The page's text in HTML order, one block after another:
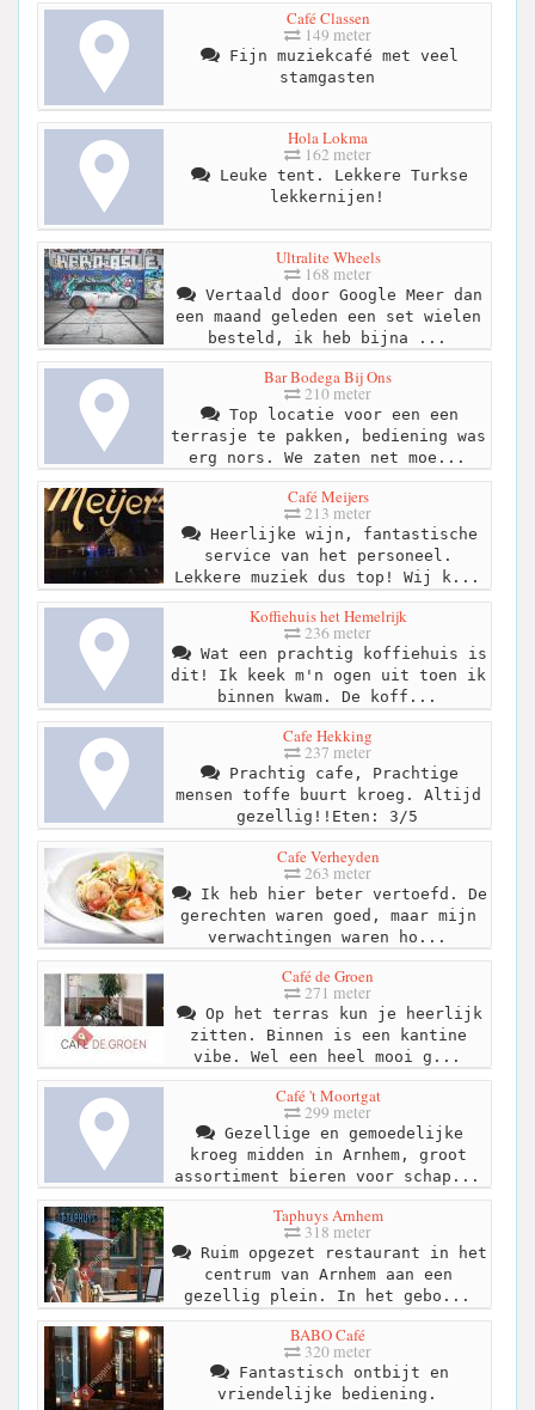
Café Classen
149 meter
Fijn muziekcafé met veel
stamgasten
Hola Lokma
162 meter
Leuke tent. Lekkere Turkse
lekkernijen!
Ultralite Wheels
168 meter
Vertaald door Google Meer dan
een maand geleden een set wielen
besteld, ik heb bijna ...
Bar Bodega Bij Ons
210 meter
Top locatie voor een een
terrasje te pakken, bediening was
erg nors. We zaten net moe...
Café Meijers
213 meter
Heerlijke wijn, fantastische
service van het personeel.
Lekkere muziek dus top! Wij k...
Koffiehuis het Hemelrijk
236 meter
Wat een prachtig koffiehuis is
dit! Ik keek m'n ogen uit toen ik
binnen kwam. De koff...
Cafe Hekking
237 meter
Prachtig cafe, Prachtige
mensen toffe buurt kroeg. Altijd
gezellig!!Eten: 3/5
Cafe Verheyden
263 meter
Ik heb hier beter vertoefd. De
gerechten waren goed, maar mijn
verwachtingen waren ho...
Café de Groen
271 meter
Op het terras kun je heerlijk
zitten. Binnen is een kantine
vibe. Wel een heel mooi g...
Café 't Moortgat
299 meter
Gezellige en gemoedelijke
kroeg midden in Arnhem, groot
assortiment bieren voor schap...
Taphuys Arnhem
318 meter
Ruim opgezet restaurant in het
centrum van Arnhem aan een
gezellig plein. In het gebo...
BABO Café
320 meter
Fantastisch ontbijt en
vriendelijke bediening.